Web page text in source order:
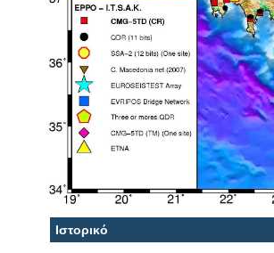
Ιστορικό